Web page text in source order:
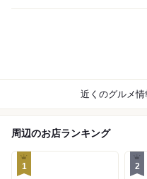
近くのグルメ
周辺のお店ランキング
1 2